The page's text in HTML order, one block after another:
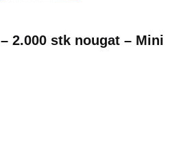
2.000 stk nougat – Mini